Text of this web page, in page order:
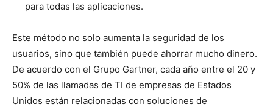
para todas las aplicaciones.
Este método no solo aumenta la seguridad de los
usuarios, sino que también puede ahorrar mucho dinero.
De acuerdo con el Grupo Gartner, cada año entre el 20 y
50% de las llamadas de TI de empresas de Estados
Unidos están relacionadas con soluciones de